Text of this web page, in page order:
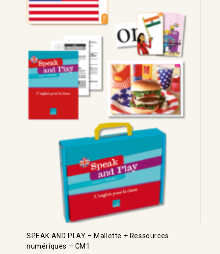
SPEAK AND PLAY – Mallette + Ressources
numériques – CM1